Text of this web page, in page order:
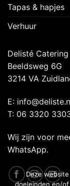
Tapas & hapjes
Verhuur
Delisté Catering
Beeldsweg 6G
3214 VA
E:
T: 06 3320
Wij zijn voor
WhatsApp.
Deze
doeleinden en/